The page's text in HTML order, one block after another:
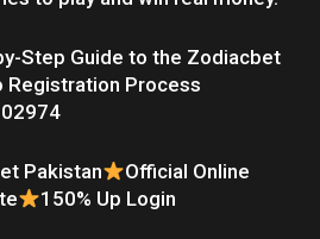
Step Guide to the Zodiacbet
Registration Process
Pakistan
Official Online
150% Up Login